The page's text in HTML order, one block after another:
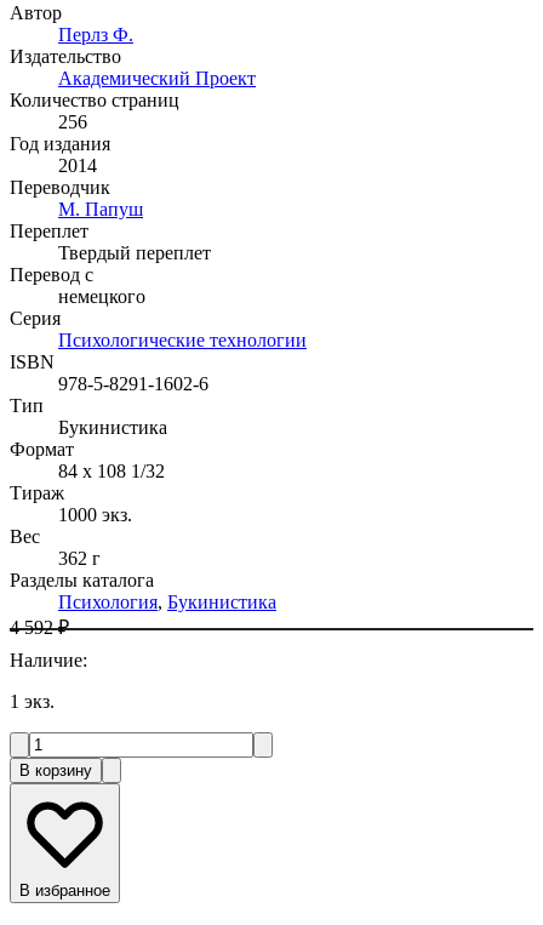
Автор
Перлз Ф.
Издательство
Академический Проект
Количество страниц
256
Год издания
2014
Переводчик
М. Папуш
Переплет
Твердый переплет
Перевод с
немецкого
Серия
Психологические технологии
ISBN
978-5-8291-1602-6
Тип
Букинистика
Формат
84 x 108 1/32
Тираж
1000 экз.
Вес
362 г
Разделы каталога
Психология, Букинистика
4 592 ₽
Наличие:
1 экз.
В корзину
В избранное